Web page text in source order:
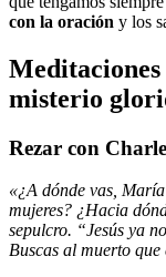
con la oración y los
misterio
Rezar con
«¿A dónde vas,
mujeres? ¿Hacia
sepulcro. “Jesús ya
Buscas al muerto que